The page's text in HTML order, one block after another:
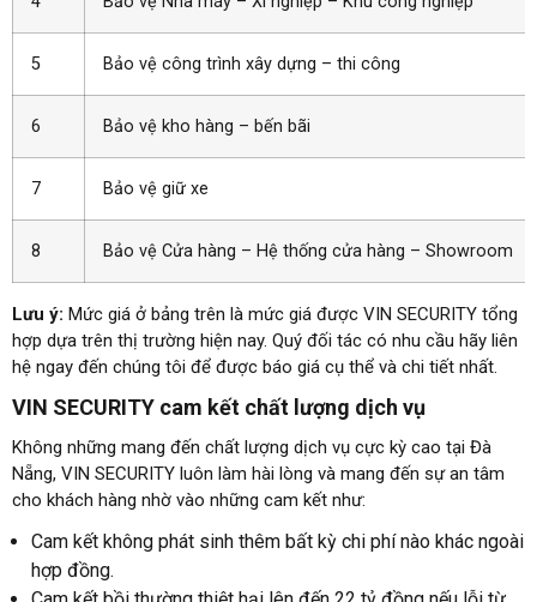
5 Bảo vệ công trình xây dựng – thi công
6 Bảo vệ kho hàng – bến bãi
7 Bảo vệ giữ xe
8 Bảo vệ Cửa hàng – Hệ thống cửa hàng – Showroom
Lưu ý: Mức giá ở bảng trên là mức giá được VIN SECURITY tổng
hợp dựa trên thị trường hiện nay. Quý đối tác có nhu cầu hãy liên
hệ ngay đến chúng tôi để được báo giá cụ thể và chi tiết nhất.
VIN SECURITY cam kết chất lượng dịch vụ
Không những mang đến chất lượng dịch vụ cực kỳ cao tại Đà
Nẵng, VIN SECURITY luôn làm hài lòng và mang đến sự an tâm
cho khách hàng nhờ vào những cam kết như:
Cam kết không phát sinh thêm bất kỳ chi phí nào khác ngoài
hợp đồng.